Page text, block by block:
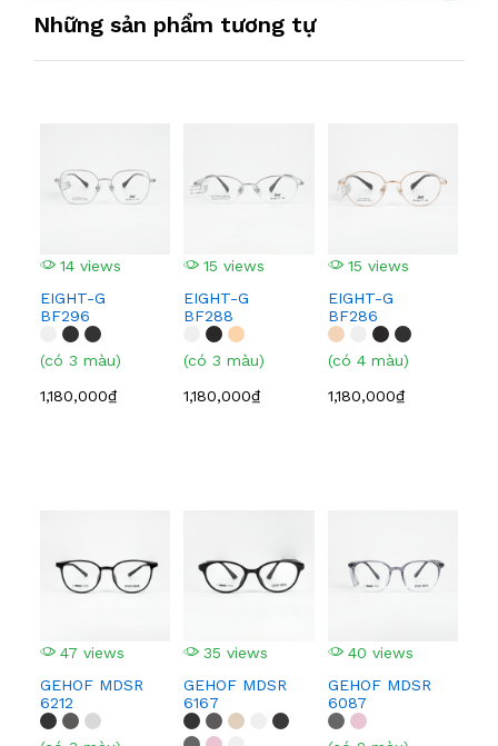
Những sản phẩm tương tự
14 views
EIGHT-G
BF296
(có 3 màu)
1,180,000₫
15 views
EIGHT-G
BF288
(có 3 màu)
1,180,000₫
15 views
EIGHT-G
BF286
(có 4 màu)
1,180,000₫
47 views
GEHOF MDSR
6212
35 views
GEHOF MDSR
6167
40 views
GEHOF MDSR
6087